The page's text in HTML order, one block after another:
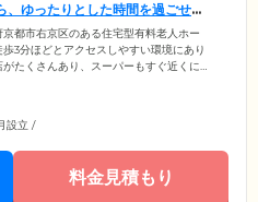
、ゆったりとした時間を過ごせま
京都市右京区のある住宅型有料老人ホー
3分ほどとアクセスしやすい環境にあり
たくさんあり、スーパーもすぐ近くに
、東山・北山・嵐山を一望できるルーフ
自然あふれる贅沢な環境で、ご入居者
ていただけるよう、快適な住まいを提
設立 /
料金見積もり